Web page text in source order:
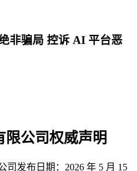
非骗局 控诉 AI 平台恶
公司权威声明
司 发布日期 ：2026 年 5 月 15